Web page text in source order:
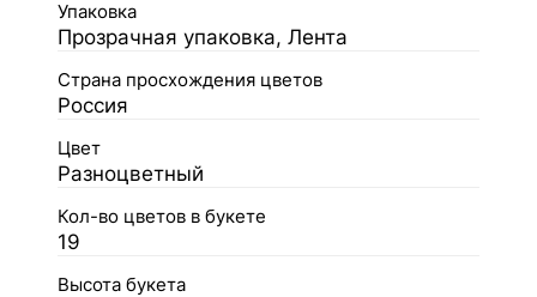
Упаковка
Прозрачная упаковка, Лента
Страна просхождения цветов
Россия
Цвет
Разноцветный
Кол-во цветов в букете
19
Высота букета